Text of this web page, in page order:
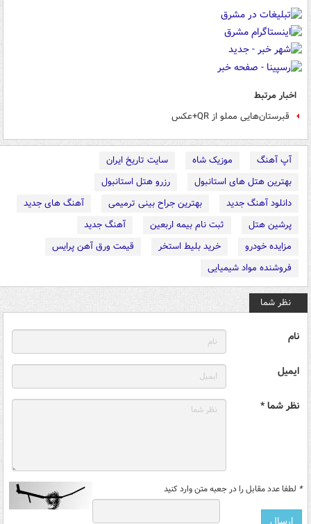
اخبار مرتبط
قبرستان‌هایی مملو از QR+عکس
آپ آهنگ موزیک شاه
سایت تاریخ ایران
بهترین هتل های استانبول
رزرو هتل استانبول
دانلود آهنگ جدید
بهترین جراح بینی ترمیمی
آهنگ های جدید
پرشین هتل
ثبت نام بیمه اربعین
آهنگ جدید
مزایده خودرو
خرید بلیط استخر
قیمت ورق آهن پرایس
فروشنده مواد شیمیایی
نظر شما
نام
ایمیل
نظر شما *
* لطفا عدد مقابل را در جعبه متن وارد کنید